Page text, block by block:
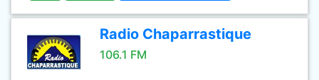
Radio Chaparrastique
106.1 FM